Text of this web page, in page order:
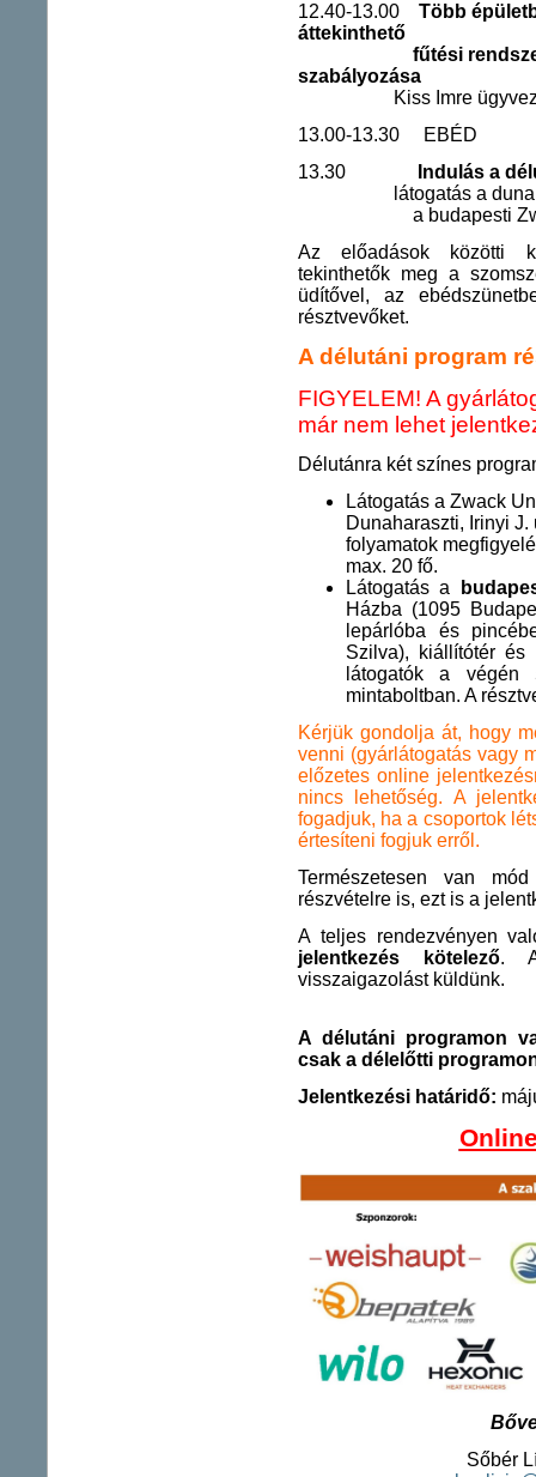
12.40-13.00 Több
áttekinthető
fűtési
szabályozása
Kiss Imre
13.00-13.30 EBÉD
13.30
Indulás a
látogatás a
a budapesti
Az előadások közötti
tekinthetők meg a
üdítővel, az
résztvevőket.
A délutáni program
FIGYELEM! A
már nem lehet
Délutánra két színes
Látogatás a Zwack
Dunaharaszti, Irinyi
folyamatok
max. 20 fő.
Látogatás a
Házba (1095
lepárlóba és
Szilva), kiállítótér és
látogatók a végén
mintaboltban. A
Kérjük gondolja át, hogy
venni (gyárlátogatás vagy
előzetes online
nincs lehetőség. A
fogadjuk, ha a csoportok
értesíteni fogjuk erről.
Természetesen van
részvételre is, ezt is a
A teljes rendezvényen
jelentkezés kötelező.
visszaigazolást küldünk.
A délutáni programon
csak a délelőtti
Jelentkezési határidő:
Sőbér